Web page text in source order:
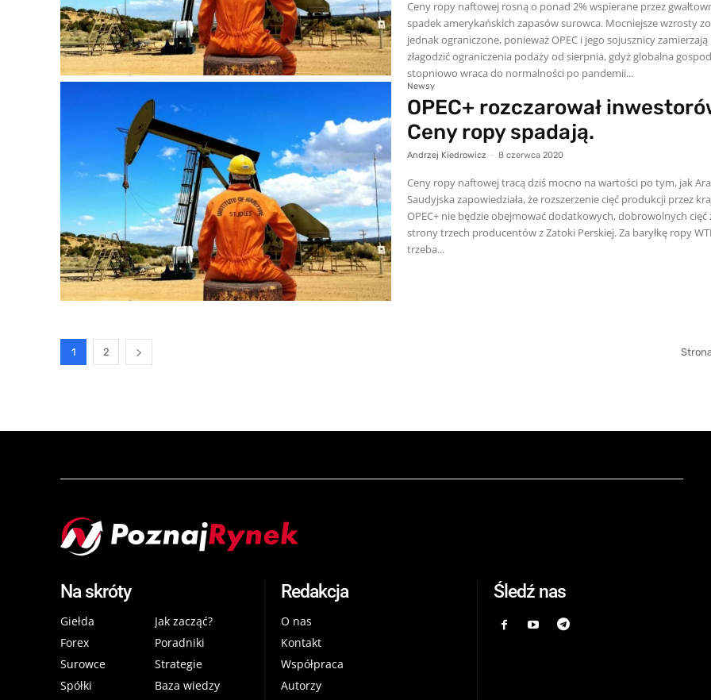
Ceny ropy naftowej rosną o ponad 2% wspierane przez
spadek amerykańskich zapasów surowca. Mocniejsze wzrosty
jednak ograniczone, ponieważ OPEC i jego sojusznicy zamierzają
złagodzić ograniczenia podaży od sierpnia, gdyż globalna
stopniowo wraca do normalności po pandemii...
Newsy
OPEC+ rozczarował
Ceny ropy spadają.
Andrzej Kiedrowicz - 8 czerwca 2020
Ceny ropy naftowej tracą dziś mocno na wartości po tym, jak
Saudyjska zapowiedziała, że ​​rozszerzenie cięć produkcji przez
OPEC+ nie będzie obejmować dodatkowych, dobrowolnych cięć
strony trzech producentów z Zatoki Perskiej. Za baryłkę ropy WTI
trzeba...
1 2
Na skróty
Giełda
Forex
Surowce
Spółki
Jak zacząć?
Poradniki
Strategie
Baza wiedzy
Redakcja
O nas
Kontakt
Współpraca
Autorzy
Śledź nas